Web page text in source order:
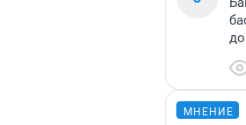
МНЕНИЕ